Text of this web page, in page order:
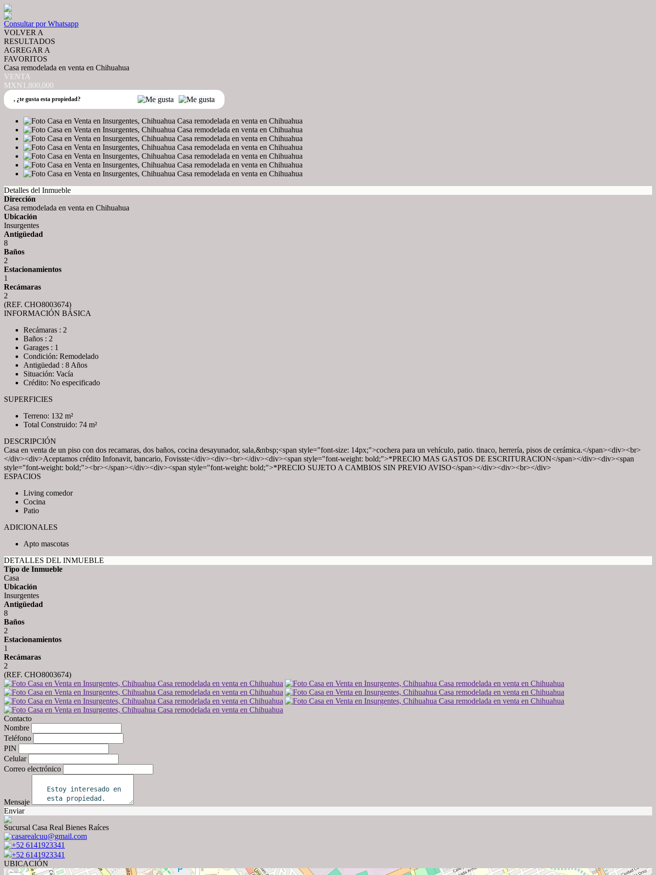
Consultar por Whatsapp
VOLVER A
RESULTADOS
AGREGAR A
FAVORITOS
Casa remodelada en venta en Chihuahua
VENTA
MXN1,800,000
, ¿te gusta esta propiedad?
Detalles del Inmueble
Dirección
Casa remodelada en venta en Chihuahua
Ubicación
Insurgentes
Antigüedad
8
Baños
2
Estacionamientos
1
Recámaras
2
(REF. CHO8003674)
INFORMACIÓN BÁSICA
Recámaras : 2
Baños : 2
Garages : 1
Condición: Remodelado
Antigüedad : 8 Años
Situación: Vacía
Crédito: No especificado
SUPERFICIES
Terreno: 132 m²
Total Construido: 74 m²
DESCRIPCIÓN
Casa en venta de un piso con dos recamaras, dos baños, cocina desayunador, sala,&nbsp;<span style="font-size: 14px;">cochera para un vehículo, patio. tinaco, herrería, pisos de cerámica.</span><div><br>
</div><div>Aceptamos crédito Infonavit, bancario, Fovisste</div><div><br></div><div><span style="font-weight: bold;">*PRECIO MAS GASTOS DE ESCRITURACION</span></div><div><span
style="font-weight: bold;"><br></span></div><div><span style="font-weight: bold;">*PRECIO SUJETO A CAMBIOS SIN PREVIO AVISO</span></div><div><br></div>
ESPACIOS
Living comedor
Cocina
Patio
ADICIONALES
Apto mascotas
DETALLES DEL INMUEBLE
Tipo de Inmueble
Casa
Ubicación
Insurgentes
Antigüedad
8
Baños
2
Estacionamientos
1
Recámaras
2
(REF. CHO8003674)
Contacto
Nombre
Teléfono
PIN
Celular
Correo electrónico
Mensaje
Enviar
Sucursal Casa Real Bienes Raíces
casarealcuu@gmail.com
+52 6141923341
+52 6141923341
UBICACIÓN